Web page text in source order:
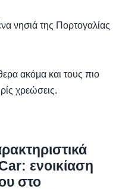
νησιά της Πορτογαλίας
ακόμα και τους πιο
χρεώσεις.
ενοικίαση
στο